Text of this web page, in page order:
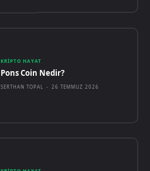
KRIPTO HAYAT
Pons Coin Nedir?
SERTHAN TOPAL - 26 TEMMUZ 2026